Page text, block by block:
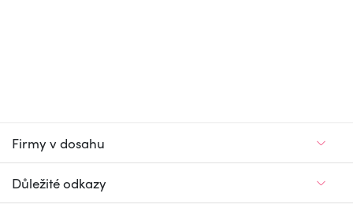
Firmy v dosahu
Důležité odkazy